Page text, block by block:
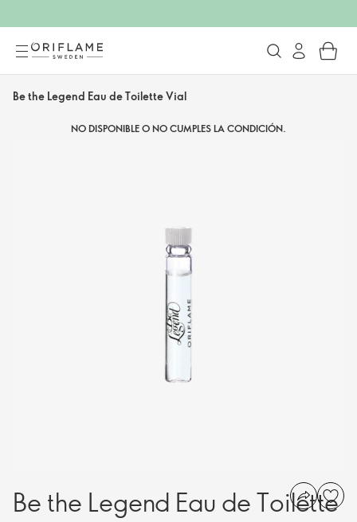
Be the Legend Eau de Toilette Vial
NO DISPONIBLE O NO CUMPLES LA CONDICIÓN.
Be the Legend Eau de Toilette